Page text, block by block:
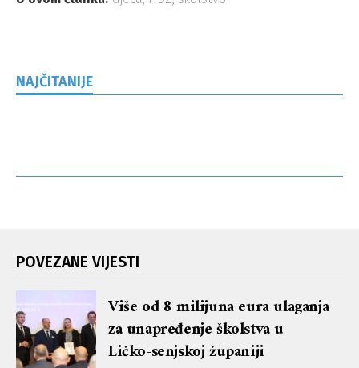
NAJČITANIJE
POVEZANE VIJESTI
Više od 8 milijuna eura ulaganja
za unapređenje školstva u
Ličko-senjskoj županiji